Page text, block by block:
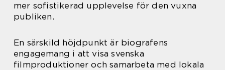
mer sofistikerad upplevelse för den vuxna
publiken.
En särskild höjdpunkt är biografens
engagemang i att visa svenska
filmproduktioner och samarbeta med lokala